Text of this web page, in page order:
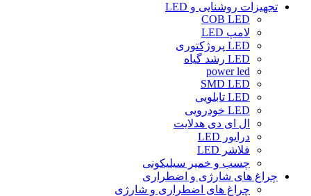
تجهیزات روشنایی و LED
COB LED
لامپ LED
LED پروژکتوری
LED رشد گیاه
power led
SMD LED
LED تابلویی
LED خودرویی
ال ای دی هدلایت
درایور LED
فلاشر LED
چسب و خمیر سیلیکونی
چراغ های شارژی و اضطراری
چراغ های اضطراری و شارژی